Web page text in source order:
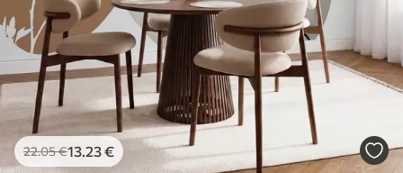
22.05€13 .23€